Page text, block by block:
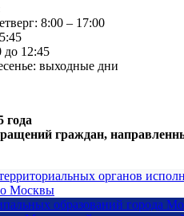
8:00 – 17:00
до 12:45
выходные дни
года
граждан,